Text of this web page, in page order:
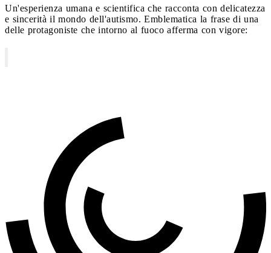
Un'esperienza umana e scientifica che racconta con delicatezza
e sincerità il mondo dell'autismo. Emblematica la frase di una
delle protagoniste che intorno al fuoco afferma con vigore: